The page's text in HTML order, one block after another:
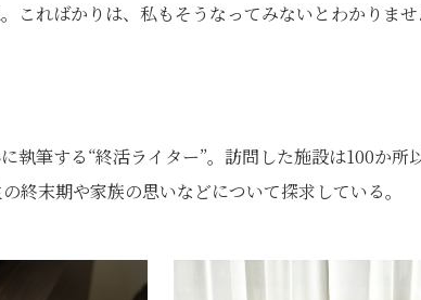
こればかりは、私もそうなってみないとわかりま
筆する“終活ライター”。訪問した施設は100か所以
終末期や家族の思いなどについて探求している。